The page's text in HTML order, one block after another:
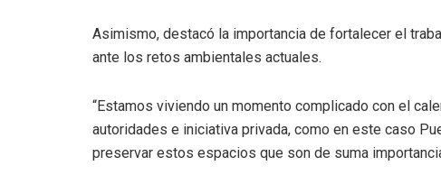
Asimismo, destacó la importancia de fortalecer el
ante los retos ambientales actuales.
“Estamos viviendo un momento complicado con el
autoridades e iniciativa privada, como en este caso
preservar estos espacios que son de suma